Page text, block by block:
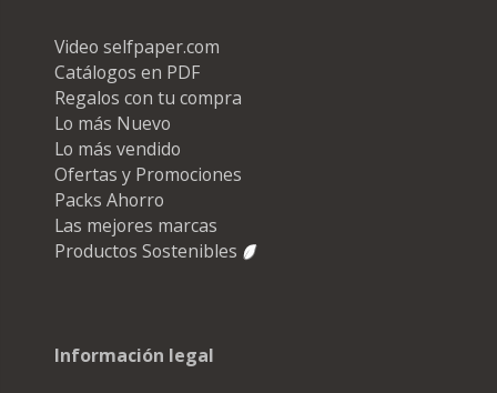
Video selfpaper.com
Catálogos en PDF
Regalos con tu compra
Lo más Nuevo
Lo más vendido
Ofertas y Promociones
Packs Ahorro
Las mejores marcas
Productos Sostenibles
Información legal